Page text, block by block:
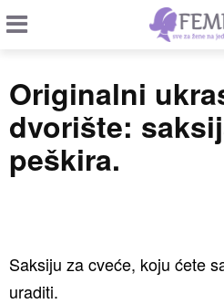
Originalni
dvorište:
peškira.
Saksiju za cveće, koju ćete
uraditi.